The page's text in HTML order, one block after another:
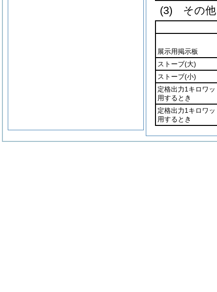
(3) その他
展示用掲示板
ストーブ(大)
ストーブ(小)
定格出力1キロワ
用するとき
定格出力1キロワ
用するとき